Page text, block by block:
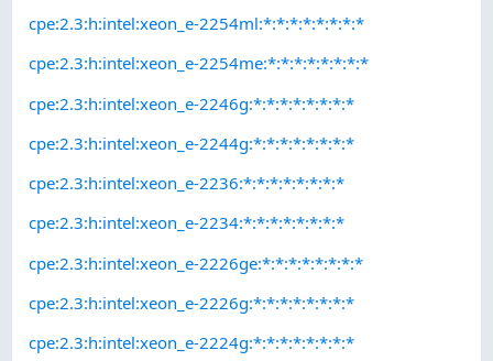
cpe:2.3:h:intel:xeon_e-2254ml:*:*:*:*:*:*:*:*
cpe:2.3:h:intel:xeon_e-2254me:*:*:*:*:*:*:*:*
cpe:2.3:h:intel:xeon_e-2246g:*:*:*:*:*:*:*:*
cpe:2.3:h:intel:xeon_e-2244g:*:*:*:*:*:*:*:*
cpe:2.3:h:intel:xeon_e-2236:*:*:*:*:*:*:*:*
cpe:2.3:h:intel:xeon_e-2234:*:*:*:*:*:*:*:*
cpe:2.3:h:intel:xeon_e-2226ge:*:*:*:*:*:*:*:*
cpe:2.3:h:intel:xeon_e-2226g:*:*:*:*:*:*:*:*
cpe:2.3:h:intel:xeon_e-2224g:*:*:*:*:*:*:*:*